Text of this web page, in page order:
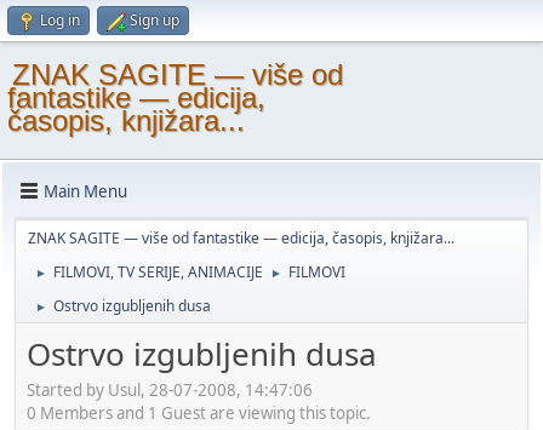
Log in Sign up
ZNAK SAGITE — više od
fantastike — edicija,
časopis, knjižara...
Main Menu
ZNAK SAGITE — više od fantastike — edicija, časopis, knjižara...
► FILMOVI, TV SERIJE, ANIMACIJE ► FILMOVI
► Ostrvo izgubljenih dusa
Ostrvo izgubljenih dusa
Started by Usul, 28-07-2008, 14:47:06
0 Members and 1 Guest are viewing this topic.